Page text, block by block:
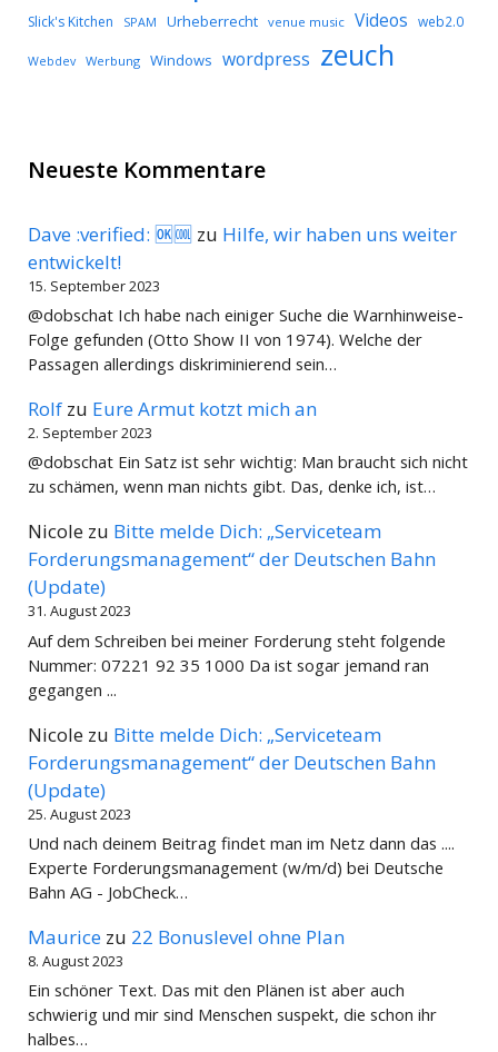
Slick's Kitchen SPAM Urheberrecht venue music Videos web2.0
Webdev Werbung Windows wordpress zeuch
Neueste Kommentare
Dave :verified: 🆗🆒 zu Hilfe, wir haben uns weiter
entwickelt!
15. September 2023
@dobschat Ich habe nach einiger Suche die Warnhinweise-
Folge gefunden (Otto Show II von 1974). Welche der
Passagen allerdings diskriminierend sein…
Rolf zu Eure Armut kotzt mich an
2. September 2023
@dobschat Ein Satz ist sehr wichtig: Man braucht sich nicht
zu schämen, wenn man nichts gibt. Das, denke ich, ist…
Nicole zu Bitte melde Dich: „Serviceteam
Forderungsmanagement“ der Deutschen Bahn
(Update)
31. August 2023
Auf dem Schreiben bei meiner Forderung steht folgende
Nummer: 07221 92 35 1000 Da ist sogar jemand ran
gegangen ...
Nicole zu Bitte melde Dich: „Serviceteam
Forderungsmanagement“ der Deutschen Bahn
(Update)
25. August 2023
Und nach deinem Beitrag findet man im Netz dann das ....
Experte Forderungsmanagement (w/m/d) bei Deutsche
Bahn AG - JobCheck…
Maurice zu 22 Bonuslevel ohne Plan
8. August 2023
Ein schöner Text. Das mit den Plänen ist aber auch
schwierig und mir sind Menschen suspekt, die schon ihr
halbes…